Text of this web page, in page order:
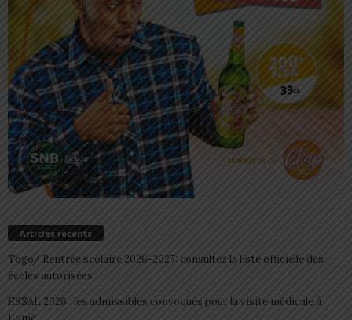
Articles récents
Togo/ Rentrée scolaire 2026-2027: consultez la liste officielle des
écoles autorisées
ESSAL 2026 : les admissibles convoqués pour la visite médicale à